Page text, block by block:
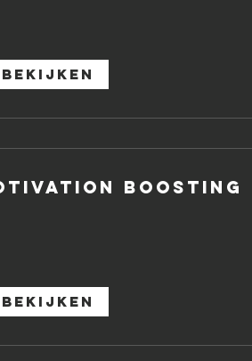
Boosting